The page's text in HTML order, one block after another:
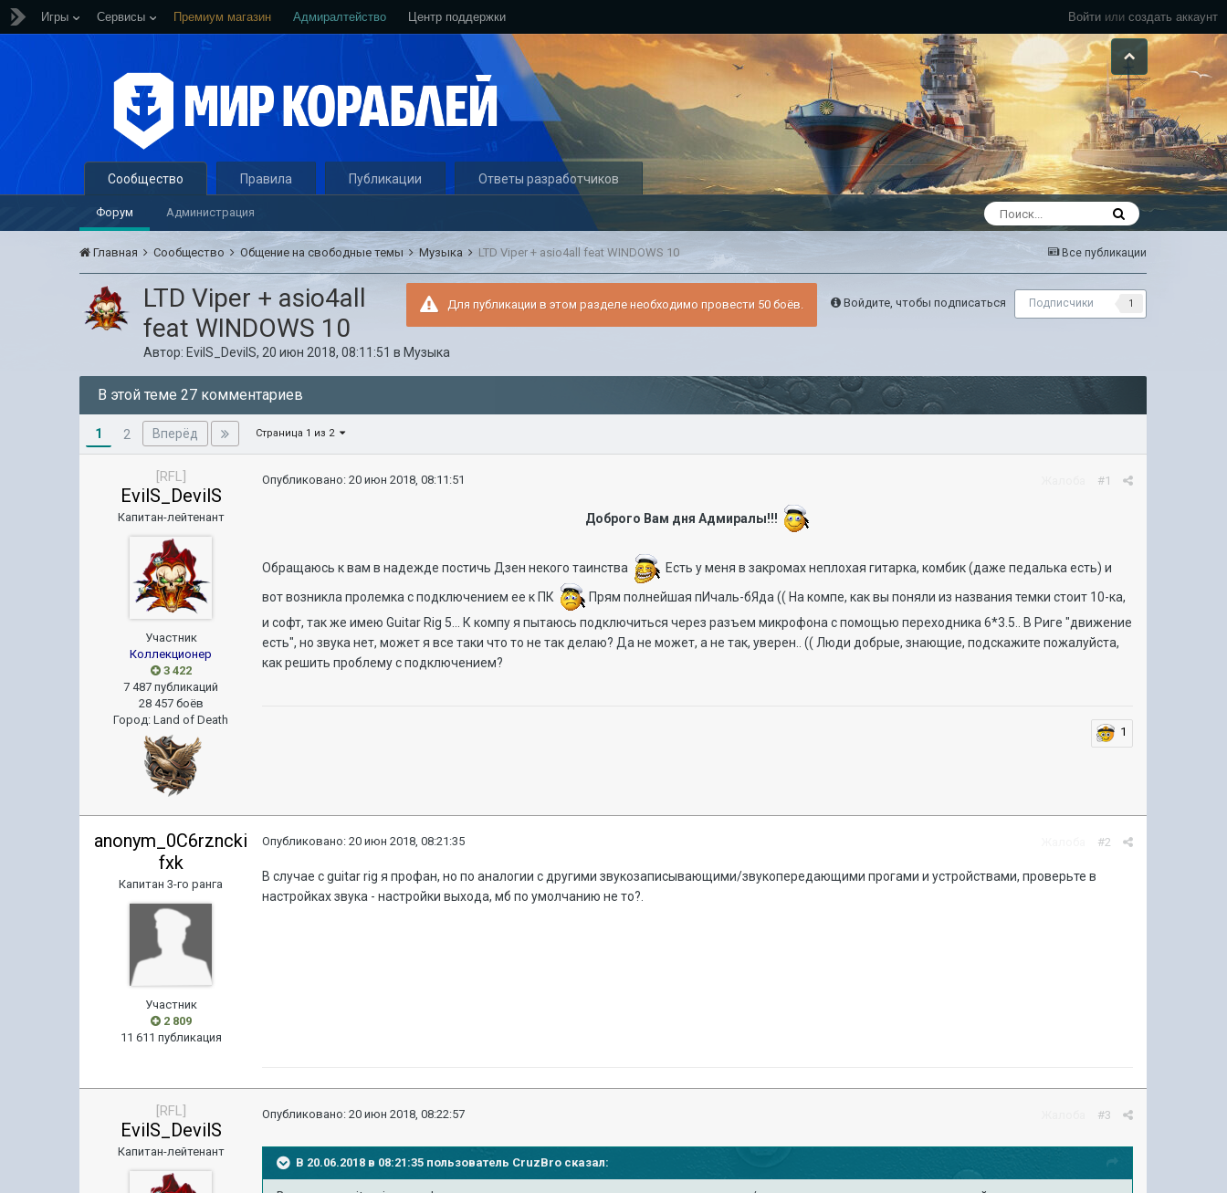
Войти или создать аккаунт
Игры Сервисы Премиум магазин Адмиралтейство Центр поддержки
Сообщество
Форум Администрация
Правила Публикации Ответы разработчиков
Все публикации
Главная Сообщество Общение на свободные темы Музыка LTD Viper + asio4all feat WINDOWS 10
Войдите, чтобы подписаться Подписчики 1
Для публикации в этом разделе необходимо провести 50 боёв.
LTD Viper + asio4all
feat WINDOWS 10
Автор: EvilS_DevilS, 20 июн 2018, 08:11:51 в Музыка
В этой теме 27 комментариев
1 2 Вперёд Страница 1 из 2
[RFL]
EvilS_DevilS
Капитан-лейтенант
Участник
Коллекционер
3 422
7 487 публикаций
28 457 боёв
Город:Land of Death
#1
Опубликовано:20 июн 2018, 08:11:51
Доброго Вам дня Адмиралы!!!
Обращаюсь к вам в надежде постичь Дзен некого таинства
Есть у меня в закромах неплохая гитарка, комбик (даже педалька есть) и
вот возникла пролемка с подключением ее к ПК
Прям полнейшая пИчаль-бЯда (( На компе, как вы поняли из названия темки стоит 10-ка,
и софт, так же имею Guitar Rig 5... К компу я пытаюсь подключиться через разъем микрофона с помощью переходника 6*3.5.. В Риге "движение
есть", но звука нет, может я все таки что то не так делаю? Да не может, а не так, уверен.. (( Люди добрые, знающие, подскажите пожалуйста,
как решить проблему с подключением?
1
anonym_0C6rzncki
fxk
Капитан 3-го ранга
Участник
2 809
11 611 публикация
#2
Опубликовано:20 июн 2018, 08:21:35
В случае с guitar rig я профан, но по аналогии с другими звукозаписывающими/звукопередающими прогами и устройствами, проверьте в
настройках звука - настройки выхода, мб по умолчанию не то?.
[RFL]
EvilS_DevilS
Капитан-лейтенант
#3
Опубликовано:20 июн 2018, 08:22:57
В 20.06.2018 в 08:21:35 пользователь CruzBro сказал: